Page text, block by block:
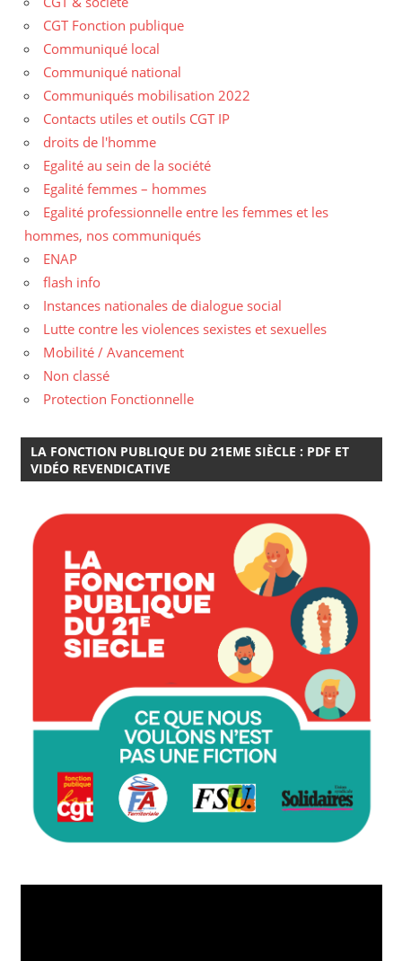
CGT Fonction publique
Communiqué local
Communiqué national
Communiqués mobilisation 2022
Contacts utiles et outils CGT IP
droits de l'homme
Egalité au sein de la société
Egalité femmes – hommes
Egalité professionnelle entre les femmes et les
hommes, nos communiqués
ENAP
flash info
Instances nationales de dialogue social
Lutte contre les violences sexistes et sexuelles
Mobilité / Avancement
Non classé
Protection Fonctionnelle
LA FONCTION PUBLIQUE DU 21EME SIÈCLE : PDF ET
VIDÉO REVENDICATIVE